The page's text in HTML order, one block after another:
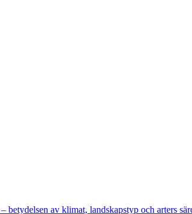
– betydelsen av klimat, landskapstyp och arters